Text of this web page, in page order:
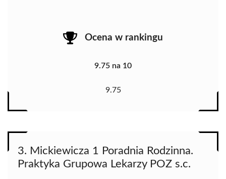
Ocena w rankingu
9.75 na 10
9.75
3. Mickiewicza 1 Poradnia Rodzinna.
Praktyka Grupowa Lekarzy POZ s.c.